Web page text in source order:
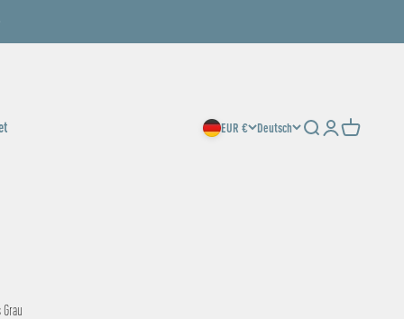
EUR € Deutsch Suche Anmelden
Warenkorb